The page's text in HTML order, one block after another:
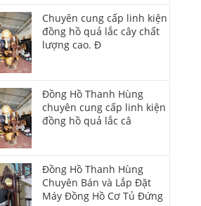
Chuyên cung cấp linh kiện
đồng hồ quả lắc cây chất
lượng cao. Đ
Đồng Hồ Thanh Hùng
chuyên cung cấp linh kiện
đồng hồ quả lắc câ
Đồng Hồ Thanh Hùng
Chuyên Bán và Lắp Đặt
Máy Đồng Hồ Cơ Tủ Đứng